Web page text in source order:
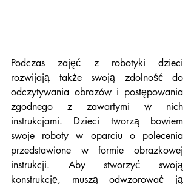
Podczas zajęć z robotyki dzieci
rozwijają także swoją zdolność do
odczytywania obrazów i postępowania
zgodnego z zawartymi w nich
instrukcjami. Dzieci tworzą bowiem
swoje roboty w oparciu o polecenia
przedstawione w formie obrazkowej
instrukcji. Aby stworzyć swoją
konstrukcję, muszą odwzorować ją